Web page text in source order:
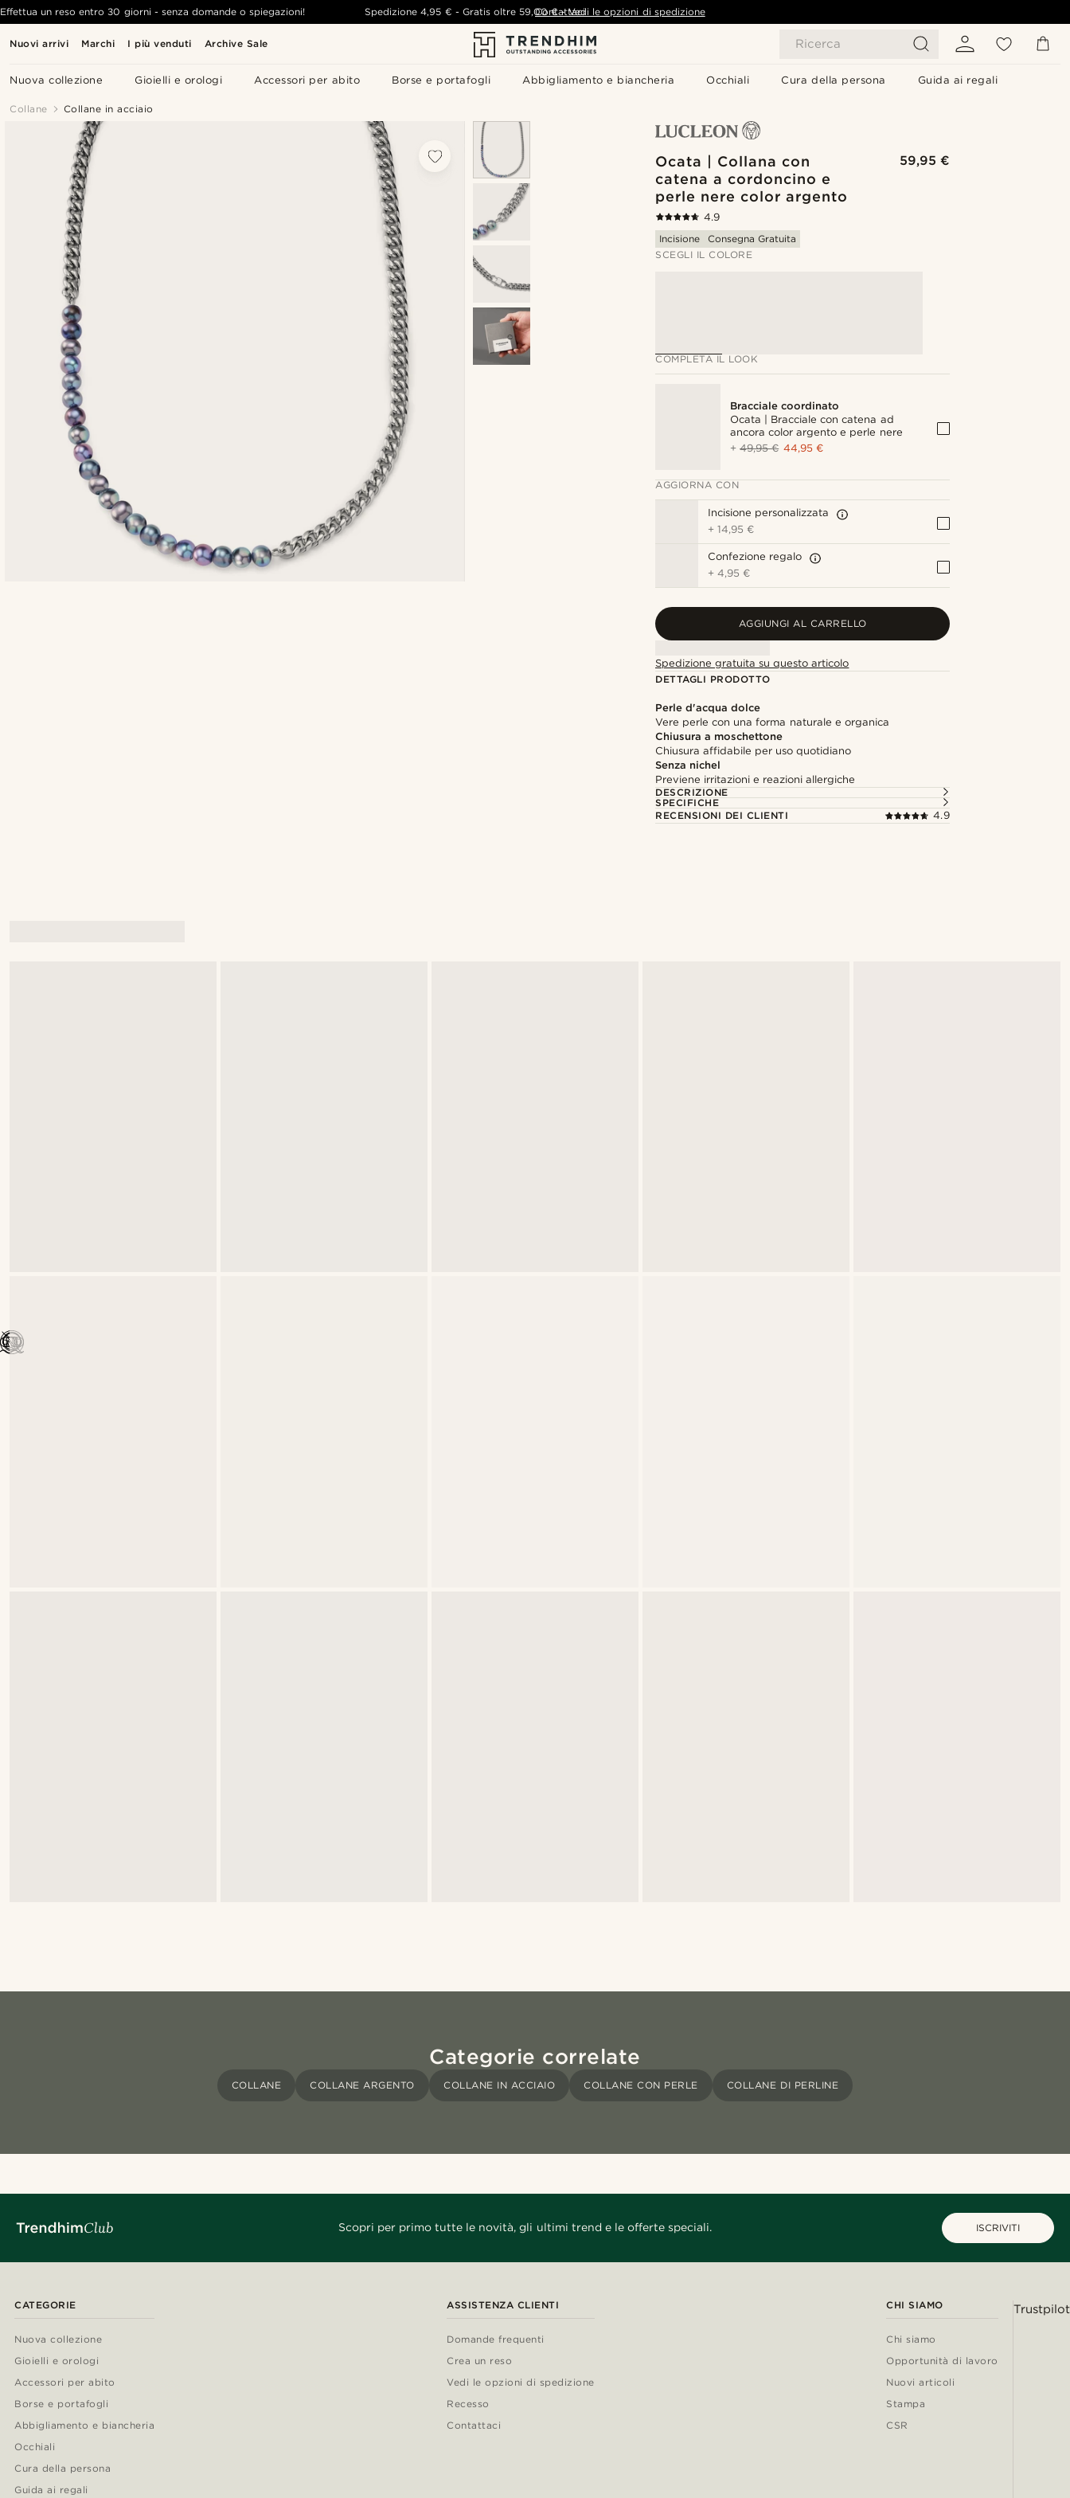
Nuovi arrivi Marchi I più venduti Archive Sale Ricerca
Nuova collezione Gioielli e orologi Accessori per abito Borse e portafogli Abbigliamento e biancheria Occhiali Cura della persona Guida ai regali
Effettua un reso entro 30 giorni - senza domande o spiegazioni! Spedizione 4,95 € - Gratis oltre 59,00 € - Vedi le opzioni di spedizione
Contattaci
Collane Collane in acciaio
Ocata | Collana con
catena a cordoncino e
perle nere color argento
59,95 €
4.9
Incisione
Consegna Gratuita
SCEGLI IL COLORE
COMPLETA IL LOOK
Bracciale coordinato
Ocata | Bracciale con catena ad
ancora color argento e perle nere
+49,95 € 44,95 €
AGGIORNA CON
Incisione personalizzata
+14,95 €
Confezione regalo
+4,95 €
AGGIUNGI AL CARRELLO
Spedizione gratuita su questo articolo
DETTAGLI PRODOTTO
Perle d'acqua dolce
Vere perle con una forma naturale e organica
Chiusura a moschettone
Chiusura affidabile per uso quotidiano
Senza nichel
Previene irritazioni e reazioni allergiche
DESCRIZIONE
SPECIFICHE
RECENSIONI DEI CLIENTI
4.9
Categorie correlate
COLLANE COLLANE ARGENTO COLLANE IN ACCIAIO COLLANE CON PERLE COLLANE DI PERLINE
Scopri per primo tutte le novità, gli ultimi trend e le offerte speciali. ISCRIVITI
CATEGORIE
Nuova collezione
Gioielli e orologi
Accessori per abito
Borse e portafogli
Abbigliamento e biancheria
Occhiali
Cura della persona
Guida ai regali
ASSISTENZA CLIENTI
Domande frequenti
Crea un reso
Vedi le opzioni di spedizione
Recesso
Contattaci
CHI SIAMO
Chi siamo
Opportunità di lavoro
Nuovi articoli
Stampa
CSR
Trustpilot